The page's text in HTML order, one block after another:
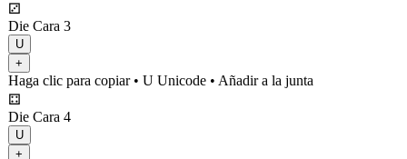
⚂
Die Cara 3
U
+
Haga clic para copiar• U Unicode • Añadir a la junta
⚃
Die Cara 4
U
+